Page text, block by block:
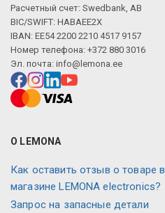
Расчетный счет: Swedbank, AB
BIC/SWIFT: HABAEE2X
IBAN: EE54 2200 2210 4517 9157
Номер телефона: +372 880 3016
Эл. почта: info@lemona.ee
О LEMONA
Как оставить отзыв о товаре в
магазине LEMONA electronics?
Запрос на запасные детали